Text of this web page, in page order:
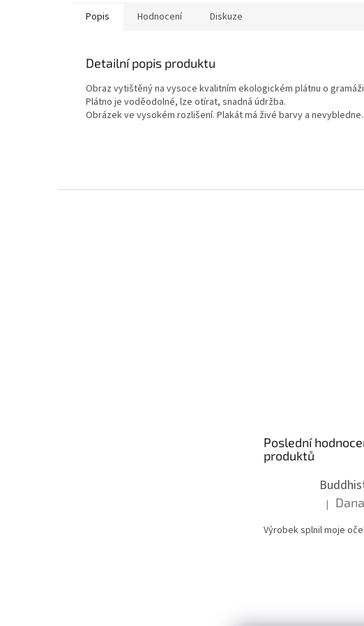
Popis Hodnocení Diskuze
Detailní popis produktu
Obraz vytištěný na vysoce kvalitním ekologickém plátnu o
Plátno je voděodolné, lze otírat, snadná údržba.
Obrázek ve vysokém rozlišení. Plakát má živé barvy a nevybledne.
Poslední
produktů
|
Výrobek splnil moje